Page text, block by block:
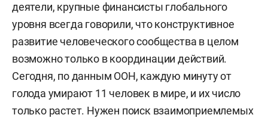
деятели, крупные финансисты глобального
уровня всегда говорили, что конструктивное
развитие человеческого сообщества в целом
возможно только в координации действий.
Сегодня, по данным ООН, каждую минуту от
голода умирают 11 человек в мире, и их число
только растет. Нужен поиск взаимоприемлемых